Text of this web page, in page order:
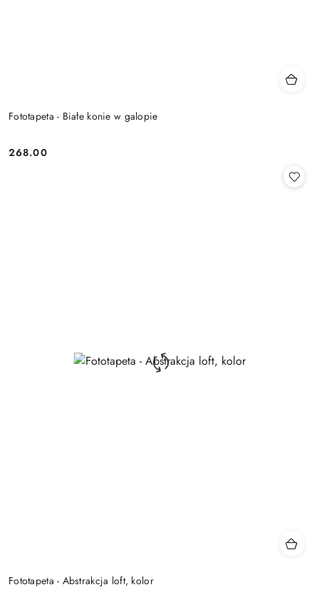
Fototapeta - Białe konie w galopie
Cena:
268.00
Fototapeta - Abstrakcja loft, kolor